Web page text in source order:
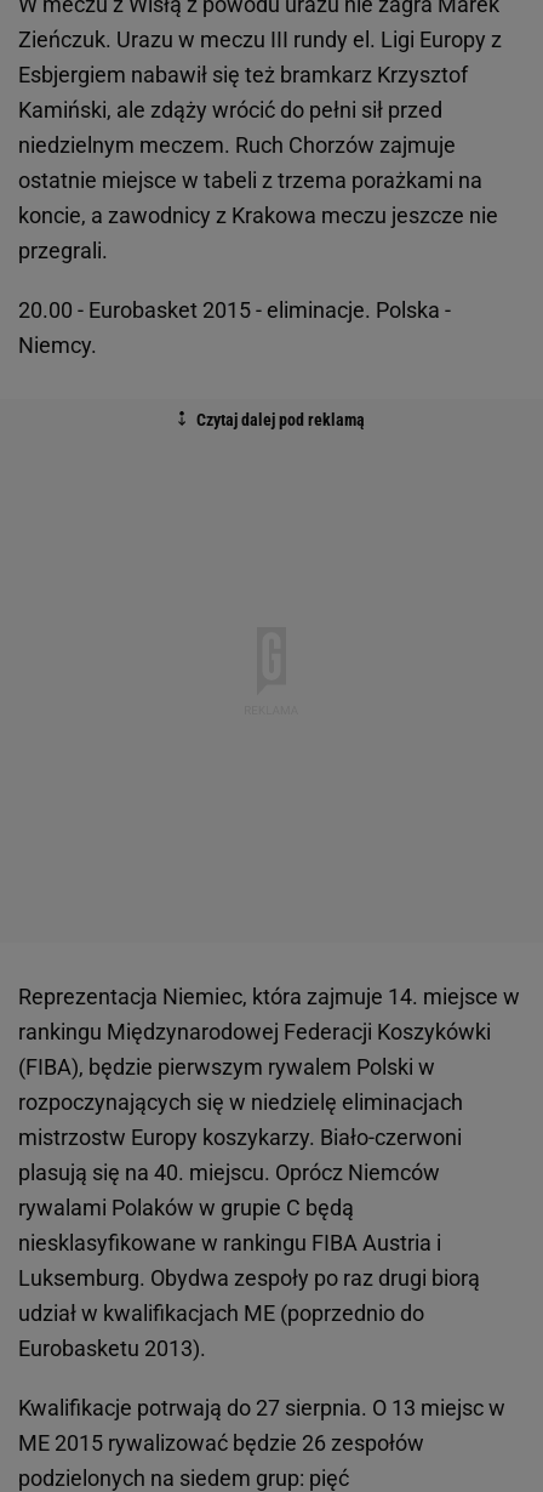
Zieńczuk. Urazu w meczu III rundy el. Ligi Europy z
Esbjergiem nabawił się też bramkarz Krzysztof
Kamiński, ale zdąży wrócić do pełni sił przed
niedzielnym meczem. Ruch Chorzów zajmuje
ostatnie miejsce w tabeli z trzema porażkami na
koncie, a zawodnicy z Krakowa meczu jeszcze nie
przegrali.
20.00 - Eurobasket 2015 - eliminacje. Polska -
Niemcy.
Reprezentacja Niemiec, która zajmuje 14. miejsce w
rankingu Międzynarodowej Federacji Koszykówki
(FIBA), będzie pierwszym rywalem Polski w
rozpoczynających się w niedzielę eliminacjach
mistrzostw Europy koszykarzy. Biało-czerwoni
plasują się na 40. miejscu. Oprócz Niemców
rywalami Polaków w grupie C będą
niesklasyfikowane w rankingu FIBA Austria i
Luksemburg. Obydwa zespoły po raz drugi biorą
udział w kwalifikacjach ME (poprzednio do
Eurobasketu 2013).
Kwalifikacje potrwają do 27 sierpnia. O 13 miejsc w
ME 2015 rywalizować będzie 26 zespołów
podzielonych na siedem grup: pięć